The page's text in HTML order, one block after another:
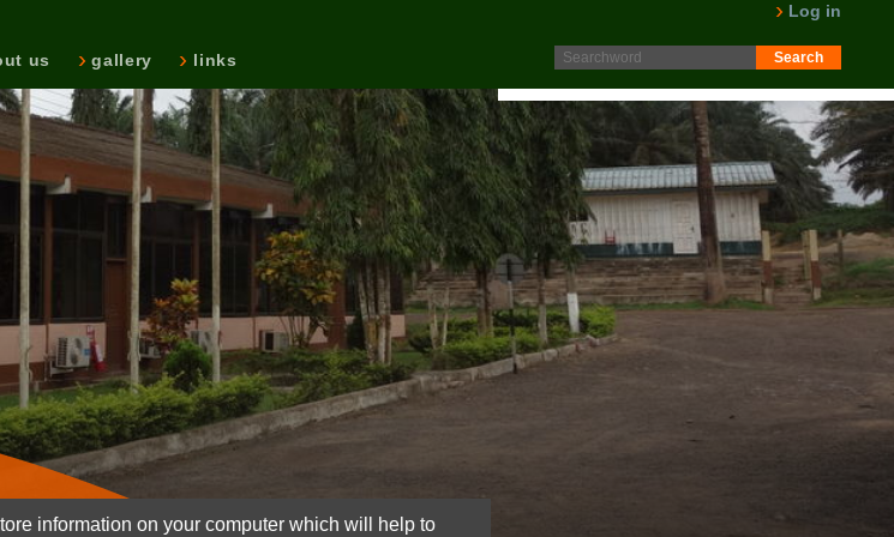
us gallery links
Log in
Protokoll fra generalforsamling 2025 er nå lagt ut på
on the Intranet. Please log in.
LES MER
information on your computer which will help to